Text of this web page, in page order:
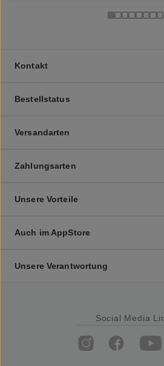
Kontakt
Bestellstatus
Versandarten
Zahlungsarten
Unsere Vorteile
Auch im AppStore
Unsere Verantwortung
Social Media